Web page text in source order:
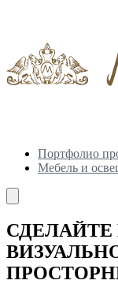
Портфолио
Мебель и